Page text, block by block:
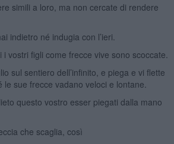
simili a loro, ma non cercate di rendere
indietro né indugia con l’ieri.
i vostri figli come frecce vive sono scoccate.
sul sentiero dell’infinito, e piega e vi flette
sue frecce vadano veloci e lontane.
questo vostro esser piegati dalla mano
che scaglia, così